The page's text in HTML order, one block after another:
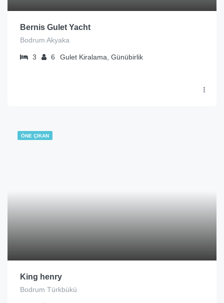
Bernis Gulet Yacht
Bodrum Akyaka
3 6 Gulet Kiralama, Günübirlik
ÖNE ÇIKAN
King henry
Bodrum Türkbükü